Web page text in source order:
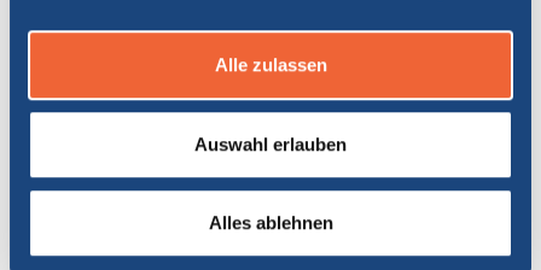
Alle zulassen
Auswahl erlauben
Alles ablehnen
DISCOVER
Gruppenangebote bieten verschiedene Vorteile und Rabatte.